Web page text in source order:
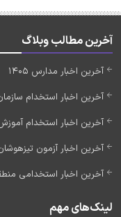
آخرین مطالب وبلاگ
آخرین اخبار مدارس 1405
آخرین اخبار استخدام سازمان تامین
آخرین اخبار استخدام آموزش و پرورش
آخرین اخبار آزمون
آخرین اخبار استخدامی منطقه
لینک‌های مهم